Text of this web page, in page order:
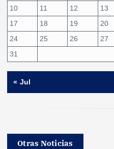
10
11 12 13
17
18 19 20
24
25 26 27
31
« Jul
Otras Noticias